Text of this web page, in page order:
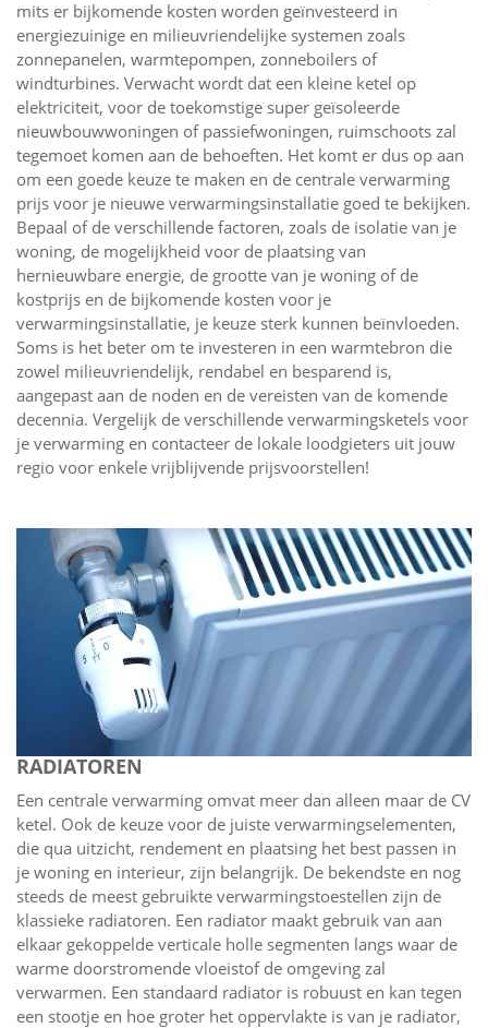
mits er bijkomende kosten worden geïnvesteerd in
energiezuinige en milieuvriendelijke systemen zoals
zonnepanelen, warmtepompen, zonneboilers of
windturbines. Verwacht wordt dat een kleine ketel op
elektriciteit, voor de toekomstige super geïsoleerde
nieuwbouwwoningen of passiefwoningen, ruimschoots zal
tegemoet komen aan de behoeften. Het komt er dus op aan
om een goede keuze te maken en de centrale verwarming
prijs voor je nieuwe verwarmingsinstallatie goed te bekijken.
Bepaal of de verschillende factoren, zoals de isolatie van je
woning, de mogelijkheid voor de plaatsing van
hernieuwbare energie, de grootte van je woning of de
kostprijs en de bijkomende kosten voor je
verwarmingsinstallatie, je keuze sterk kunnen beïnvloeden.
Soms is het beter om te investeren in een warmtebron die
zowel milieuvriendelijk, rendabel en besparend is,
aangepast aan de noden en de vereisten van de komende
decennia. Vergelijk de verschillende verwarmingsketels voor
je verwarming en contacteer de lokale loodgieters uit jouw
regio voor enkele vrijblijvende prijsvoorstellen!
RADIATOREN
Een centrale verwarming omvat meer dan alleen maar de CV
ketel. Ook de keuze voor de juiste verwarmingselementen,
die qua uitzicht, rendement en plaatsing het best passen in
je woning en interieur, zijn belangrijk. De bekendste en nog
steeds de meest gebruikte verwarmingstoestellen zijn de
klassieke radiatoren. Een radiator maakt gebruik van aan
elkaar gekoppelde verticale holle segmenten langs waar de
warme doorstromende vloeistof de omgeving zal
verwarmen. Een standaard radiator is robuust en kan tegen
een stootje en hoe groter het oppervlakte is van je radiator,